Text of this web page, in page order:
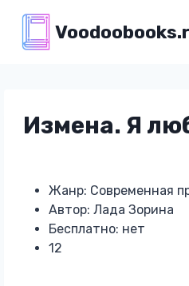
содержимому
Измена. Я
Жанр: Современная
Автор: Лада Зорина
Бесплатно: нет
12